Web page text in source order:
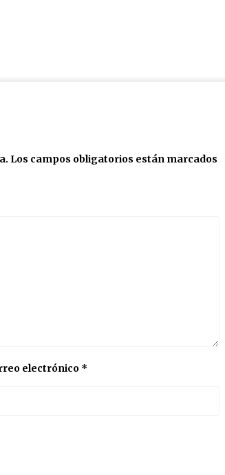
Los campos obligatorios están marcados
electrónico *